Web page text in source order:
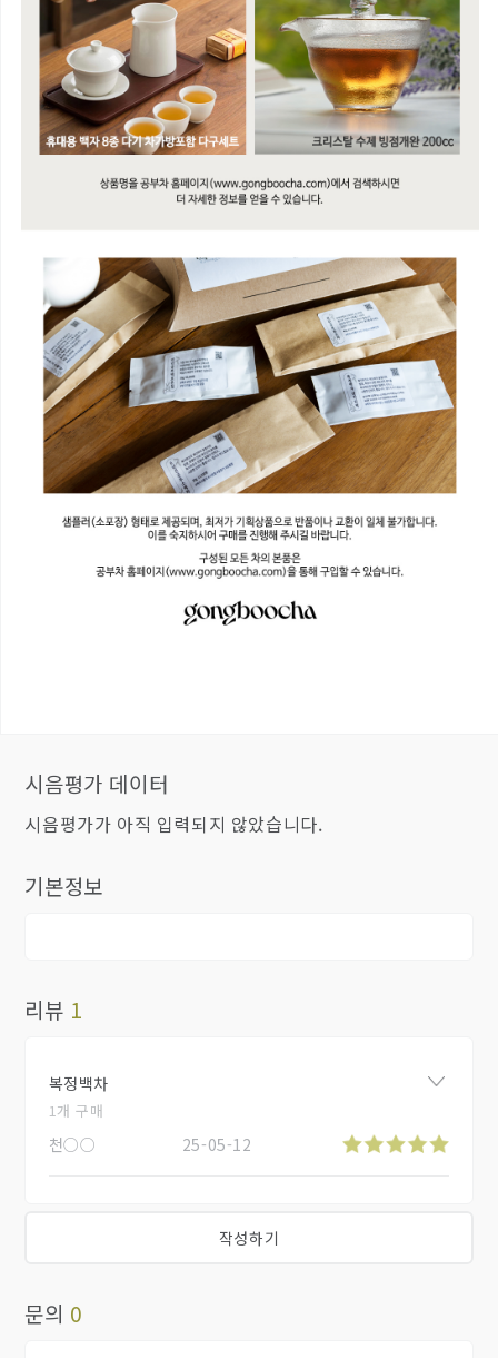
시음평가 데이터
시음평가가 아직 입력되지 않았습니다.
기본정보
리뷰 1
복정백차
1개 구매
천○○ 25-05-12
작성하기
문의 0